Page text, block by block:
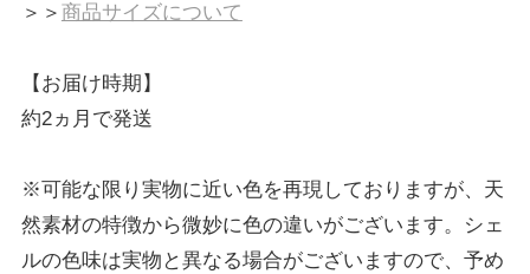
＞＞ 商品サイズについて
【お届け時期】
約2ヵ月で発送
※可能な限り実物に近い色を再現しておりますが、天
然素材の特徴から微妙に色の違いがございます。シェ
ルの色味は実物と異なる場合がございますので、予め